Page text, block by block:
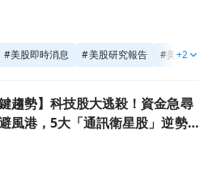
#美股即時消息 #美股研究報告 #美股個股
+2
逃殺！資金急尋戰火避風港，5
鍵趨勢】科技股大逃殺！資金急尋
風港，5大「通訊衛星股」逆勢